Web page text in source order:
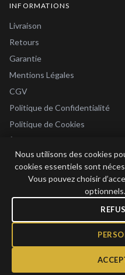
INFORMATIONS
Livraison
Retours
Garantie
Mentions Légales
CGV
Politique de Confidentialité
Politique de Cookies
À Propos
Blog
Bijoux en Vogue SAS · SIRET 915
Nous utilisons des cookies
cookies essentiels sont
Vous pouvez choisir
optionnels.